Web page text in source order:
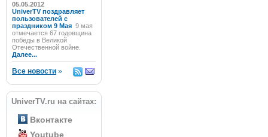
05.05.2012
UniverTV поздравляет
пользователей с
праздником 9 Мая 9 мая
отмечается 67 годовщина
победы в Великой
Отечественной войне.
Далее...
Все новости »
UniverTV.ru на сайтах:
Вконтакте
Youtube